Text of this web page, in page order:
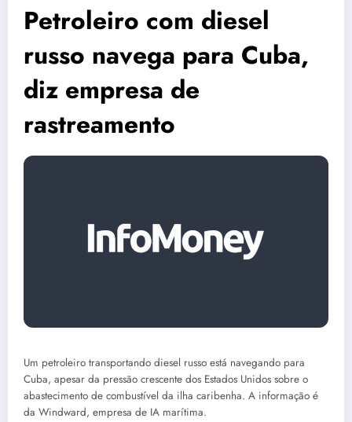
Petroleiro com diesel
russo navega para Cuba,
diz empresa de
rastreamento
Um petroleiro transportando diesel russo está navegando para
Cuba, apesar da pressão crescente dos Estados Unidos sobre o
abastecimento de combustível da ilha caribenha. A informação é
da Windward, empresa de IA marítima.